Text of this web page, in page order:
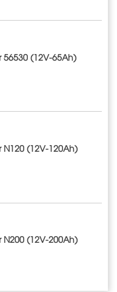
(12V-65Ah)
(12V-120Ah)
(12V-200Ah)